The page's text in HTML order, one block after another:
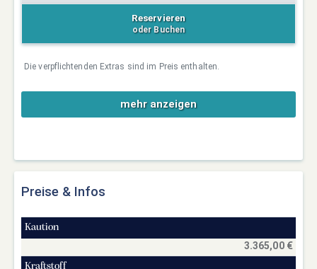
Reservieren
oder Buchen
Die verpflichtenden Extras sind im Preis enthalten.
mehr anzeigen
Preise & Infos
Kaution
3.365,00 €
Kraftstoff